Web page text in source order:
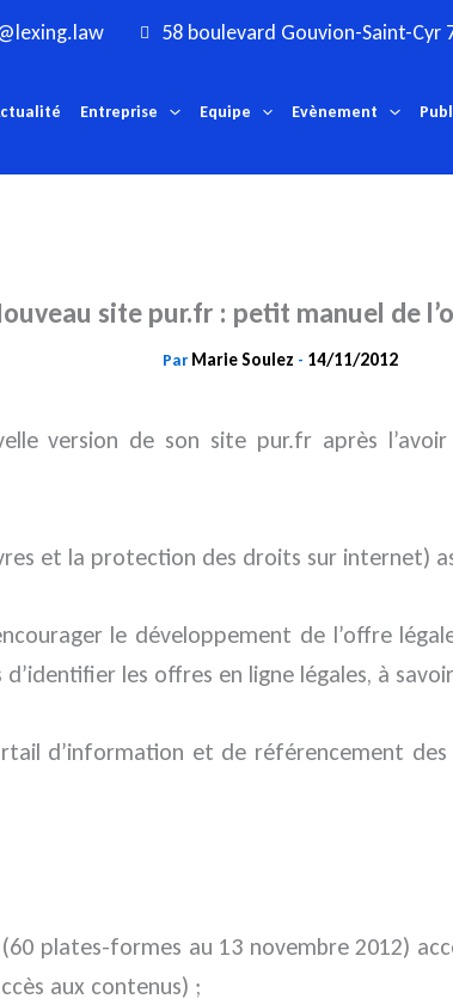
58 boulevard Gouvion-Saint-Cyr
Entreprise Equipe Evènement
site pur.fr : petit manuel de
Par Marie Soulez - 14/11/2012
version de son site pur.fr après
et la protection des droits sur internet)
le développement de l’offre
les offres en ligne légales, à
d’information et de référencement des
plates-formes au 13 novembre 2012)
aux contenus) ;